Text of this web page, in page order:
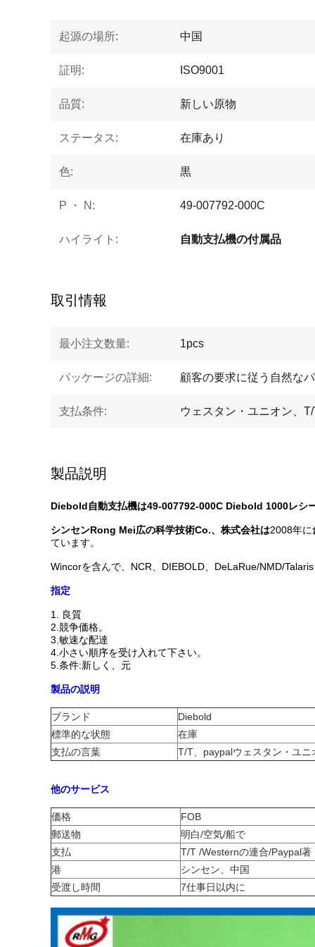
起源の場所: 中国
証明: ISO9001
品質: 新しい原物
ステータス: 在庫あり
色: 黒
P ・ N: 49-007792-000C
ハイライト: 自動支払機の付属品
取引情報
最小注文数量: 1pcs
パッケージの詳細: 顧客の要求に従う自然な
支払条件: ウェスタン・ユニオン、
製品説明
Diebold自動支払機は49-007792-000C Diebold 1000レシ
シンセンRong Mei広の科学技術Co.、株式会社は2008年に
ています。
Wincorを含んで、NCR、DIEBOLD、DeLaRue/NMD/
指定
1.
良質
2.競争価格。
3.敏速な配達
4.小さい順序を受け入れて下さい。
5.条件:新しく、元
製品の説明
ブランド
Diebold
標準的な状態
在庫
支払の言葉
T/T、paypalウェスタン・ユニ
他のサービス
価格
FOB
郵送物
明白/空気/船で
支払
T/T /Westernの連合/Paypal著
港
シンセン、中国
受渡し時間
7仕事日以内に